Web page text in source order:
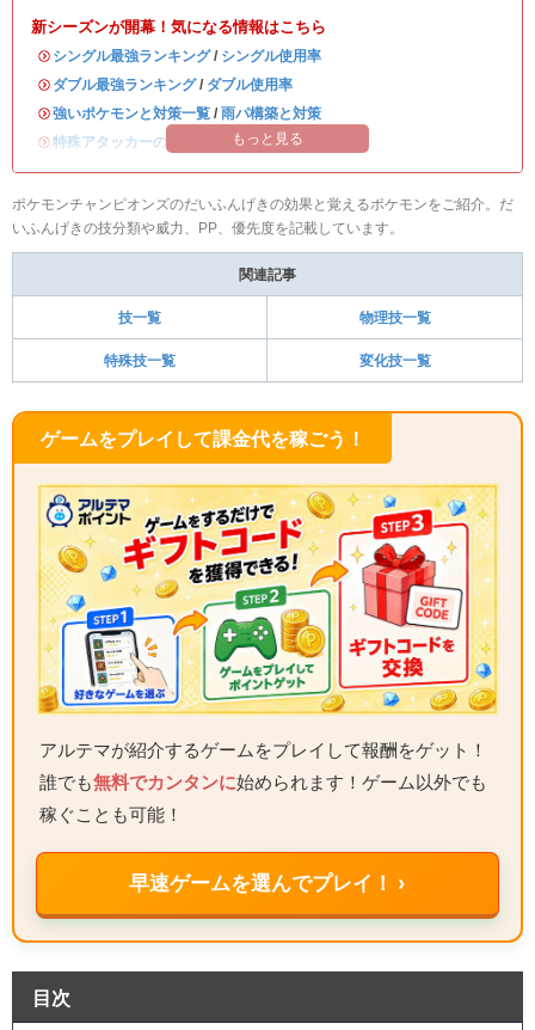
新シーズンが開幕！気になる情報はこちら
・ シングル最強ランキング/ シングル使用率
・ ダブル最強ランキング/ ダブル使用率
・強いポケモンと対策一覧 / 雨パ構築と対策
・特殊アタッカーのおすすめランキング
もっと見る
ポケモンチャンピオンズのだいふんげきの効果と覚えるポケモンをご紹介。だ
いふんげきの技分類や威力、PP、優先度を記載しています。
関連記事
技一覧 物理技一覧
特殊技一覧 変化技一覧
ゲームをプレイして課金代を稼ごう！
アルテマが紹介するゲームをプレイして報酬をゲット！
誰でも無料でカンタンに始められます！ゲーム以外でも
稼ぐことも可能！
早速ゲームを選んでプレイ！ ›
目次